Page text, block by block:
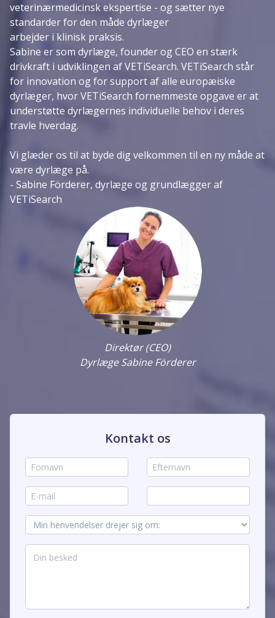
veterinærmedicinsk ekspertise - og sætter nye
standarder for den måde dyrlæger
arbejder i klinisk praksis.
Sabine er som dyrlæge, founder og CEO en stærk
drivkraft i udviklingen af VETiSearch. VETiSearch står
for innovation og for support af alle europæiske
dyrlæger, hvor VETiSearch fornemmeste opgave er at
understøtte dyrlægernes individuelle behov i deres
travle hverdag.
Vi glæder os til at byde dig velkommen til en ny måde at
være dyrlæge på.
- Sabine Förderer, dyrlæge og grundlægger af
VETiSearch
Direktør (CEO)
Dyrlæge Sabine Förderer
Kontakt os